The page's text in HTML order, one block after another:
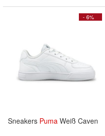
- 6%
Sneakers Puma Weiß Caven